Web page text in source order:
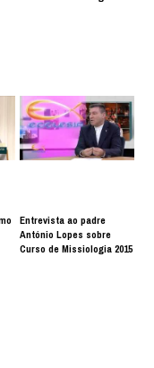
Entrevista ao padre
António Lopes sobre
Curso de Missiologia 2015